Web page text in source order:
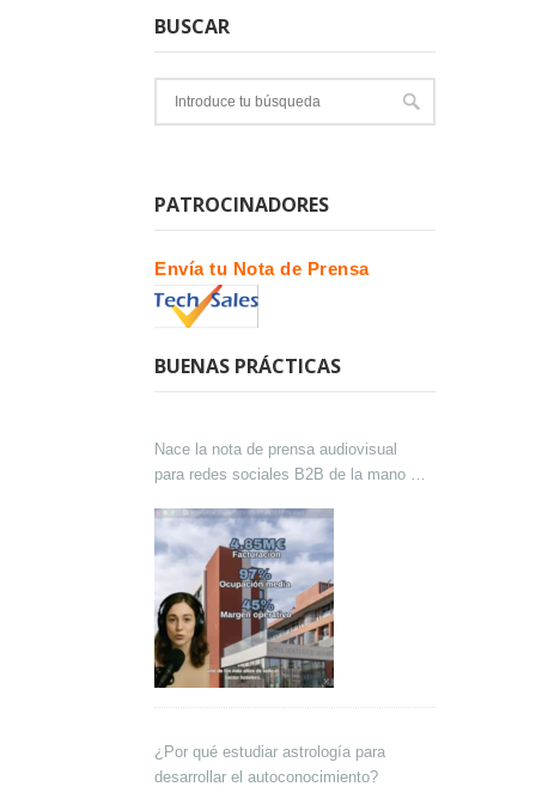
BUSCAR
PATROCINADORES
Envía tu Nota de Prensa
BUENAS PRÁCTICAS
Nace la nota de prensa audiovisual
para redes sociales B2B de la mano de
¿Por qué estudiar astrología para
desarrollar el autoconocimiento?